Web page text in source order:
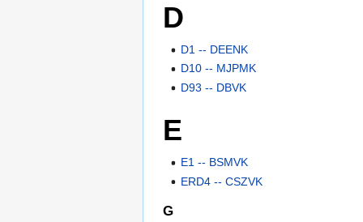
D
D1 -- DEENK
D10 -- MJPMK
D93 -- DBVK
E
E1 -- BSMVK
ERD4 -- CSZVK
G